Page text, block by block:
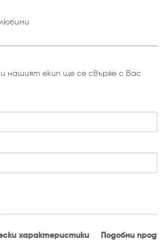
нашият екип ще се свърже с Вас
характеристики Подобни